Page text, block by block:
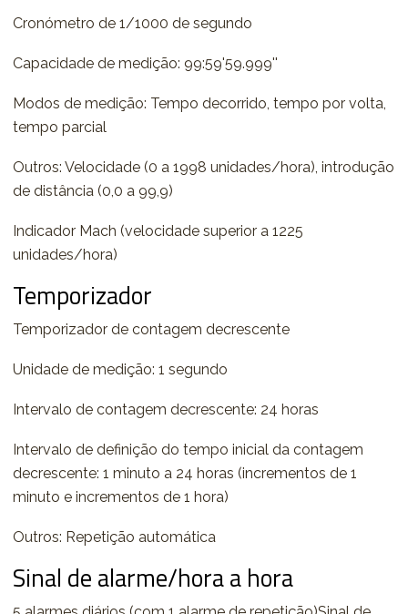
Cronómetro de 1/1000 de segundo
Capacidade de medição: 99:59'59.999''
Modos de medição: Tempo decorrido, tempo por volta,
tempo parcial
Outros: Velocidade (0 a 1998 unidades/hora), introdução
de distância (0,0 a 99,9)
Indicador Mach (velocidade superior a 1225
unidades/hora)
Temporizador
Temporizador de contagem decrescente
Unidade de medição: 1 segundo
Intervalo de contagem decrescente: 24 horas
Intervalo de definição do tempo inicial da contagem
decrescente: 1 minuto a 24 horas (incrementos de 1
minuto e incrementos de 1 hora)
Outros: Repetição automática
Sinal de alarme/hora a hora